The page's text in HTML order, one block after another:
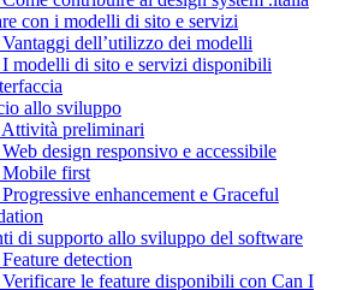
con i modelli di sito e servizi
dell’utilizzo dei modelli
modelli di sito e servizi disponibili
allo sviluppo
preliminari
design responsivo e accessibile
first
enhancement e Graceful
di supporto allo sviluppo del software
detection
le feature disponibili con Can I